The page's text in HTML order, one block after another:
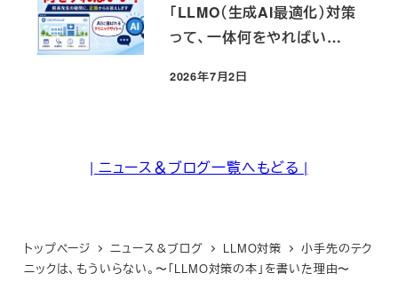
「LLMO（生成AI最適化）対策
って、一体何をやればい
面からお答えします
投稿日
2026年7月2日
| ニュース＆ブログ一覧へもどる |
トップページ ニュース＆ブログ LLMO対策
小手先のテク
ニックは、もういらない。〜「LLMO対策の本」を書いた理由〜